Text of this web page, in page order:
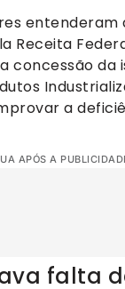
entenderam
Receita
concessão da
a
APÓS A
falta